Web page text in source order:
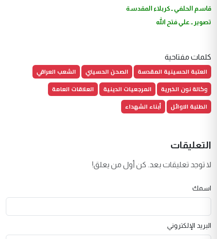
قاسم الحلفي ــ كربلاء المقدسة
تصوير ــ علي فتح الله
كلمات مفتاحية
العتبة الحسينية المقدسة الصحن الحسيني
الشعب العراقي
وكالة نون الخبرية
المرجعيات الدينية
العلاقات العامة
الطلبة الاوائل
أبناء الشهداء
التعليقات
لا توجد تعليقات بعد. كن أول من يعلق!
اسمك
البريد الإلكتروني